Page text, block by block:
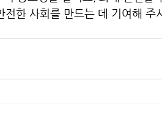
한 사회를 만드는 데 기여해 주